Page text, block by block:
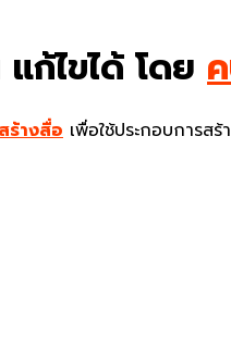
ก้ไขได้ โดย
ร้างสื่อ เพื่อใช้ประกอบการส